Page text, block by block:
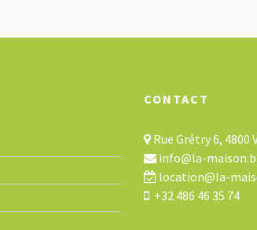
CONTACT
Rue Grétry 6, 4800
info@la-
location@la-
+32 486 46 35 74